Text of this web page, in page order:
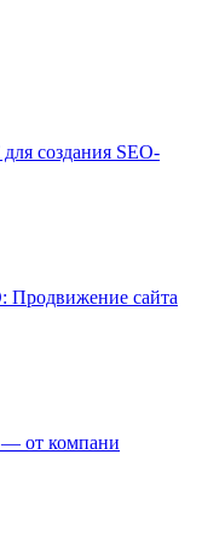
создания SEO-
Продвижение сайта
— от компани